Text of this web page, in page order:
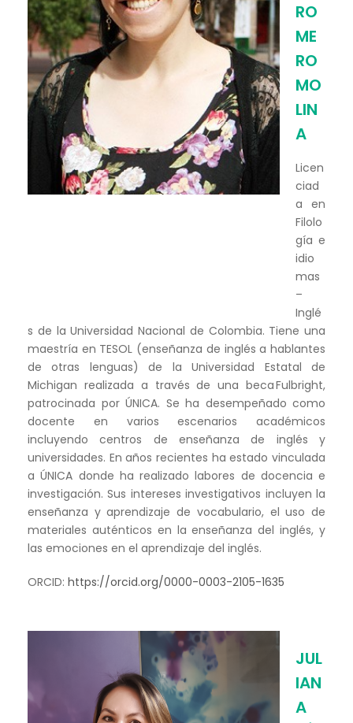
RO
ME
RO
MO
LIN
A
Licen
ciad
a en
Filolo
gía e
idio
mas
–
Inglé
s de la Universidad Nacional de Colombia. Tiene una
maestría en TESOL (enseñanza de inglés a hablantes
de otras lenguas) de la Universidad Estatal de
Michigan realizada a través de una beca Fulbright,
patrocinada por ÚNICA. Se ha desempeñado como
docente en varios escenarios académicos
incluyendo centros de enseñanza de inglés y
universidades. En años recientes ha estado vinculada
a ÚNICA donde ha realizado labores de docencia e
investigación. Sus intereses investigativos incluyen la
enseñanza y aprendizaje de vocabulario, el uso de
materiales auténticos en la enseñanza del inglés, y
las emociones en el aprendizaje del inglés.
ORCID: https://orcid.org/0000-0003-2105-1635
JUL
IAN
A